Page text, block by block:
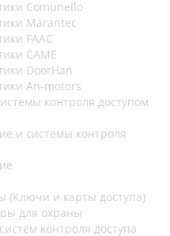
Comunello
Marantec
FAAC
CAME
DoorHan
An-motors
контроля доступом
и системы контроля
(Ключи и карты доступа)
для охраны
контроля доступа